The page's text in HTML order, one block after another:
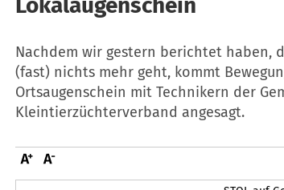
Nachdem wir gestern berichtet haben,
(fast) nichts mehr geht, kommt
Ortsaugenschein mit Technikern der
Kleintierzüchterverband angesagt.